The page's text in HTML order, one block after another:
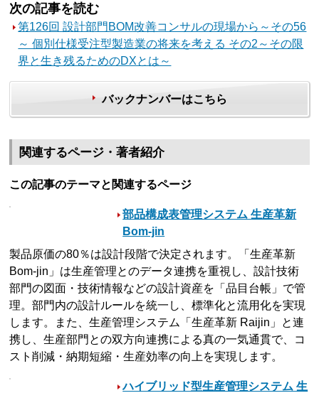
次の記事を読む
第126回 設計部門BOM改善コンサルの現場から～その56
～ 個別仕様受注型製造業の将来を考える その2～その限
界と生き残るためのDXとは～
バックナンバーはこちら
関連するページ・著者紹介
この記事のテーマと関連するページ
部品構成表管理システム 生産革新
Bom-jin
製品原価の80％は設計段階で決定されます。「生産革新
Bom-jin」は生産管理とのデータ連携を重視し、設計技術
部門の図面・技術情報などの設計資産を「品目台帳」で管
理。部門内の設計ルールを統一し、標準化と流用化を実現
します。また、生産管理システム「生産革新 Raijin」と連
携し、生産部門との双方向連携による真の一気通貫で、コ
スト削減・納期短縮・生産効率の向上を実現します。
ハイブリッド型生産管理システム 生